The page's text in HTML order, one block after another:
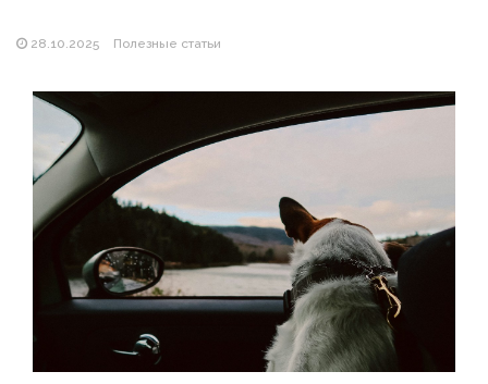
28.10.2025 Полезные статьи